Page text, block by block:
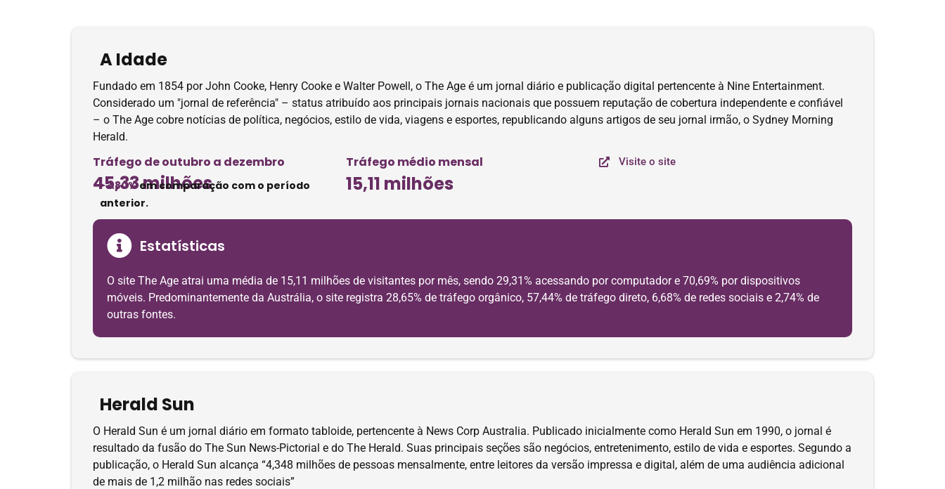
A Idade
Fundado em 1854 por John Cooke, Henry Cooke e Walter Powell, o The Age é um jornal diário e publicação digital pertencente à Nine Entertainment.
Considerado um "jornal de referência" – status atribuído aos principais jornais nacionais que possuem reputação de cobertura independente e confiável
– o The Age cobre notícias de política, negócios, estilo de vida, viagens e esportes, republicando alguns artigos de seu jornal irmão, o Sydney Morning
Herald.
Tráfego de outubro a dezembro
45,33 milhões
-3.80%em comparação com o período
anterior.
Tráfego médio mensal
15,11 milhões
Visite o site
Estatísticas
O site The Age atrai uma média de 15,11 milhões de visitantes por mês, sendo 29,31% acessando por computador e 70,69% por dispositivos
móveis. Predominantemente da Austrália, o site registra 28,65% de tráfego orgânico, 57,44% de tráfego direto, 6,68% de redes sociais e 2,74% de
outras fontes.
Herald Sun
O Herald Sun é um jornal diário em formato tabloide, pertencente à News Corp Australia. Publicado inicialmente como Herald Sun em 1990, o jornal é
resultado da fusão do The Sun News-Pictorial e do The Herald. Suas principais seções são negócios, entretenimento, estilo de vida e esportes. Segundo a
publicação, o Herald Sun alcança “4,348 milhões de pessoas mensalmente, entre leitores da versão impressa e digital, além de uma audiência adicional
de mais de 1,2 milhão nas redes sociais”